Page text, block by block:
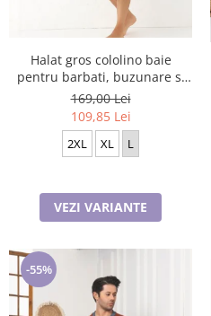
Halat gros cololino baie
pentru barbati, buzunare si
cordon in talie, albastru
169,00 Lei
109,85 Lei
2XL XL L
VEZI VARIANTE
-55%